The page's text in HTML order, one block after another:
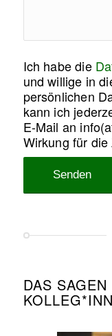
Ich habe die
und willige in
persönlichen
kann ich
E-Mail an
Wirkung für
DAS